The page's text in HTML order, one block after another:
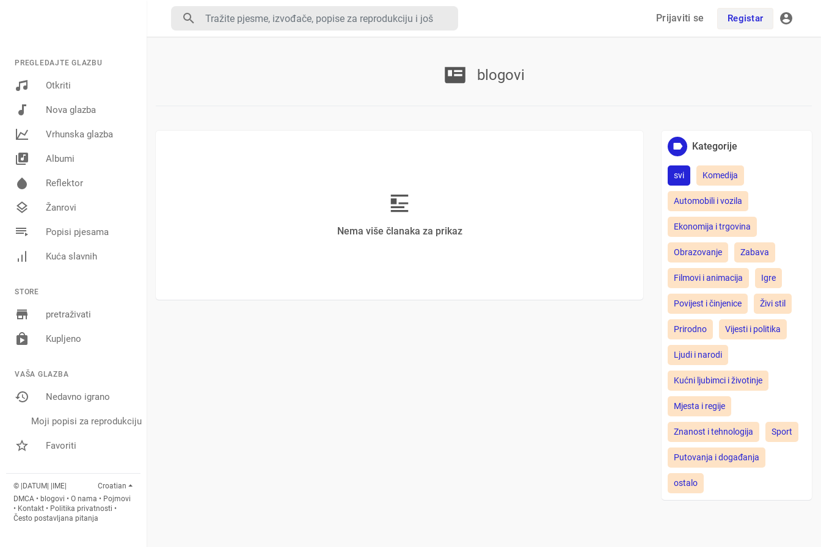
PREGLEDAJTE GLAZBU
Otkriti
Nova glazba
Vrhunska glazba
Albumi
Reflektor
Žanrovi
Popisi pjesama
Kuća slavnih
STORE
pretraživati
Kupljeno
VAŠA GLAZBA
Nedavno igrano
Moji popisi za reprodukciju
Favoriti
© |DATUM| |IME|
Croatian
DMCA • blogovi • O nama • Pojmovi
• Kontakt • Politika privatnosti •
Često postavljana pitanja
Prijaviti se Registar
blogovi
Nema više članaka za prikaz
Kategorije
svi Komedija
Automobili i vozila
Ekonomija i trgovina
Obrazovanje Zabava
Filmovi i animacija Igre
Povijest i činjenice Živi stil
Prirodno Vijesti i politika
Ljudi i narodi
Kućni ljubimci i životinje
Mjesta i regije
Znanost i tehnologija Sport
Putovanja i događanja
ostalo